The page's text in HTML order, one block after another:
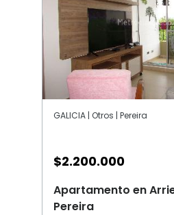
GALICIA | Otros | Pereira
$2.200.000
Apartamento en
Pereira